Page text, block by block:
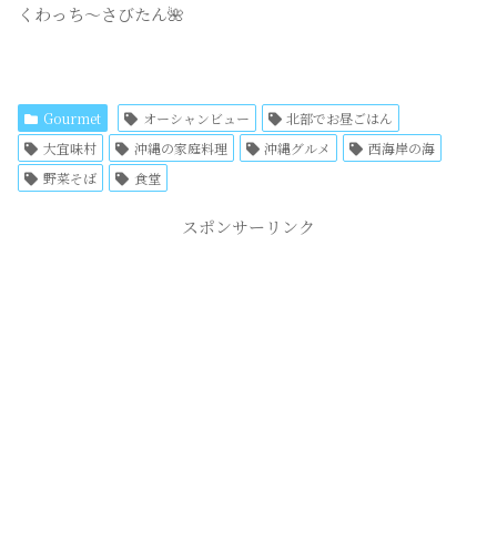
くわっち〜さびたん🌺
Gourmet オーシャンビュー
北部でお昼ごはん
大宜味村
沖縄の家庭料理 沖縄グルメ
西海岸の海
野菜そば
食堂
スポンサーリンク